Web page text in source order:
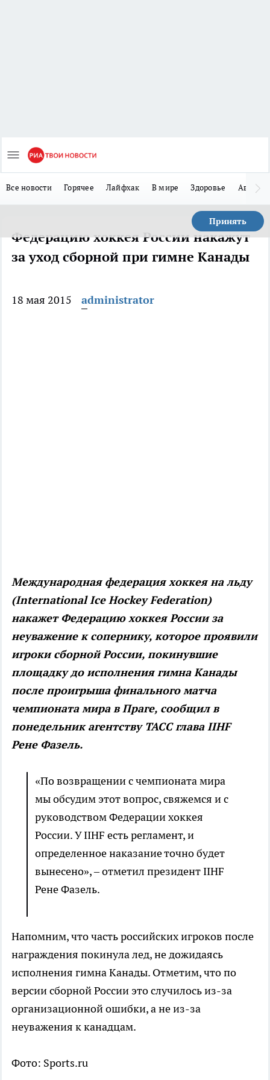
Все новости Горячее Лайфхак В мире Здоровье Авто
Принять
Федерацию хоккея России накажут
за уход сборной при гимне Канады
18 мая 2015 administrator
Международная федерация хоккея на льду
(International Ice Hockey Federation)
накажет Федерацию хоккея России за
неуважение к сопернику, которое проявили
игроки сборной России, покинувшие
площадку до исполнения гимна Канады
после проигрыша финального матча
чемпионата мира в Праге, сообщил в
понедельник агентству ТАСС глава IIHF
Рене Фазель.
«По возвращении с чемпионата мира
мы обсудим этот вопрос, свяжемся и с
руководством Федерации хоккея
России. У IIHF есть регламент, и
определенное наказание точно будет
вынесено», – отметил президент IIHF
Рене Фазель.
Напомним, что часть российских игроков после
награждения покинула лед, не дожидаясь
исполнения гимна Канады. Отметим, что по
версии сборной России это случилось из-за
организационной ошибки, а не из-за
неуважения к канадцам.
Фото: Sports.ru